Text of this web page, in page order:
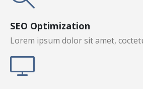
SEO Optimization
Lorem ipsum dolor sit amet,